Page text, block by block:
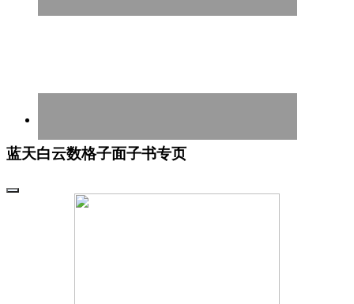
蓝天白云数格子面子书专页